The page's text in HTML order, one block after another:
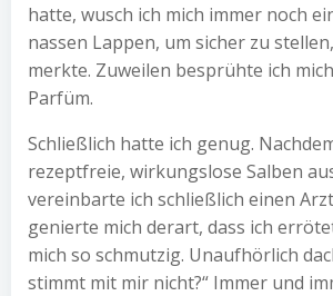
hatte, wusch ich mich immer noch
nassen Lappen, um sicher zu
merkte. Zuweilen besprühte ich
Parfüm.
Schließlich hatte ich genug.
rezeptfreie, wirkungslose Salben
vereinbarte ich schließlich einen
genierte mich derart, dass ich
mich so schmutzig. Unaufhörlich
stimmt mit mir nicht?“ Immer und